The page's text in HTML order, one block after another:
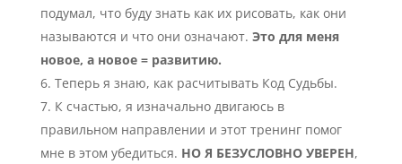
подумал, что буду знать как их рисовать, как они
называются и что они означают. Это для меня
новое, а новое = развитию.
Теперь я знаю, как расчитывать Код Судьбы.
К счастью, я изначально двигаюсь в
правильном направлении и этот тренинг помог
мне в этом убедиться. НО Я БЕЗУСЛОВНО УВЕРЕН,